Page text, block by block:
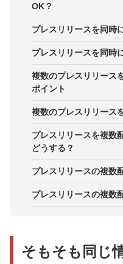
OK？
プレスリリースを同時
メリット1．異
メリット2．記
プレスリリースを同時
注意点1．新規性
しない
注意点2．重要な
注意点3．同時配
複数のプレスリリース
ポイント
ポイント1．有益
ポイント2．注
る
ポイント3．企
複数のプレスリリース
事例1．株式会
の行動・成果そ
事例2．株式会
新店舗オープン
プレスリリースを複数
どうする？
プレスリリースの複数
プレスリリースの複数
そもそも同じ